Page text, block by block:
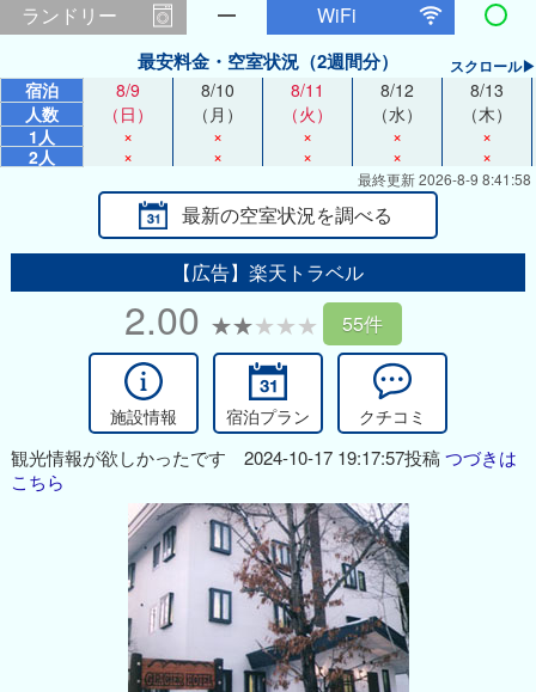
ランドリー
WiFi
【広告】楽天トラベル
2.00 55件
施設情報 宿泊プラン クチコミ
観光情報が欲しかったです 2024-10-17 19:17:57投稿つづきは
こちら
最安料金・空室状況（2週間分） スクロール▶
宿泊 8/9 8/10 8/11 8/12
8/13
人数
（日） （月） （火） （水）
（木）
1人
× × × ×
×
2人
× × × × ×
最終更新 2026-8-9 8:41:58
最新の空室状況を調べる